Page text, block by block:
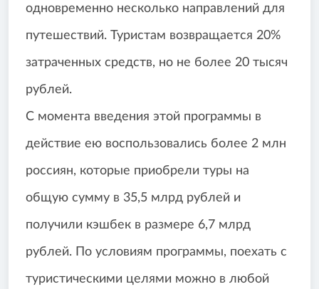
одновременно несколько направлений для
путешествий. Туристам возвращается 20%
затраченных средств, но не более 20 тысяч
рублей.
С момента введения этой программы в
действие ею воспользовались более 2 млн
россиян, которые приобрели туры на
общую сумму в 35,5 млрд рублей и
получили кэшбек в размере 6,7 млрд
рублей. По условиям программы, поехать с
туристическими целями можно в любой